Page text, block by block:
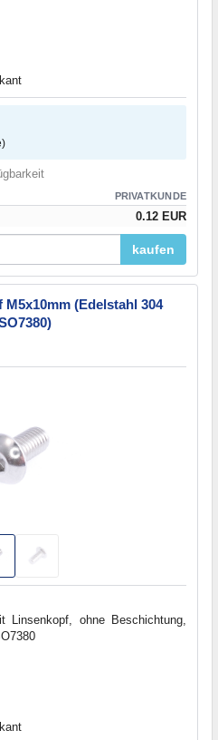
PRIVATKUNDE
0.12 EUR
kaufen
(Edelstahl 304
Linsenkopf, ohne Beschichtung,